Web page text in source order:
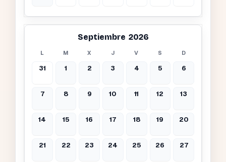
Septiembre 2026
L M X J V S D
31 1 2 3 4 5 6
7 8 9 10 11 12 13
14 15 16 17 18 19 20
21 22 23 24 25 26 27